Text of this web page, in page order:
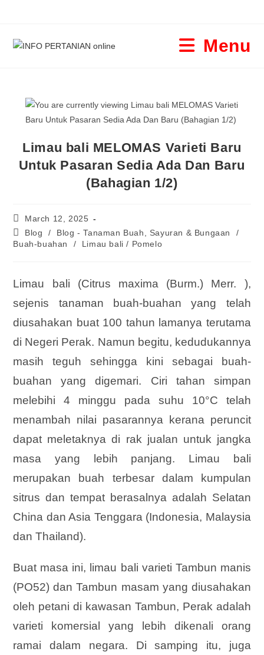
Menu
Limau bali MELOMAS Varieti Baru
Untuk Pasaran Sedia Ada Dan Baru
(Bahagian 1/2)
March 12, 2025
Blog
/ Blog - Tanaman Buah, Sayuran & Bungaan
/
Buah-buahan
/ Limau bali / Pomelo
Limau bali (Citrus maxima (Burm.) Merr. ),
sejenis tanaman buah-buahan yang telah
diusahakan buat 100 tahun lamanya terutama
di Negeri Perak. Namun begitu, kedudukannya
masih teguh sehingga kini sebagai buah-
buahan yang digemari. Ciri tahan simpan
melebihi 4 minggu pada suhu 10°C telah
menambah nilai pasarannya kerana peruncit
dapat meletaknya di rak jualan untuk jangka
masa yang lebih panjang. Limau bali
merupakan buah terbesar dalam kumpulan
sitrus dan tempat berasalnya adalah Selatan
China dan Asia Tenggara (Indonesia, Malaysia
dan Thailand).
Buat masa ini, limau bali varieti Tambun manis
(PO52) dan Tambun masam yang diusahakan
oleh petani di kawasan Tambun, Perak adalah
varieti komersial yang lebih dikenali orang
ramai dalam negara. Di samping itu, juga